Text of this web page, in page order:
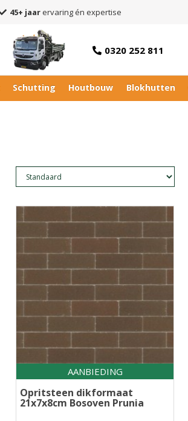
45+ jaar ervaring én expertise
0320 252 811
Schutting Houtbouw Blokhutten
AANBIEDING
Opritsteen dikformaat
21x7x8cm Bosoven Prunia